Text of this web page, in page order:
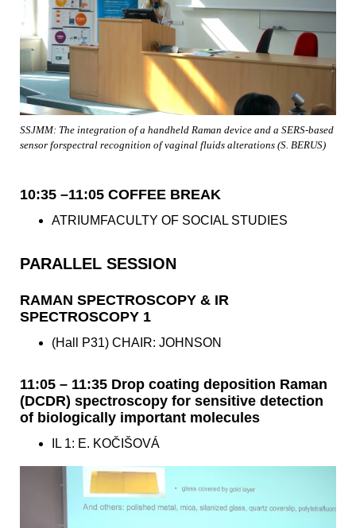
SSJMM: The integration of a handheld Raman device and a SERS-based
sensor forspectral recognition of vaginal fluids alterations (S. BERUS)
10:35 –11:05 COFFEE BREAK
ATRIUMFACULTY OF SOCIAL STUDIES
PARALLEL SESSION
RAMAN SPECTROSCOPY & IR
SPECTROSCOPY 1
(Hall P31) CHAIR: JOHNSON
11:05 – 11:35 Drop coating deposition Raman
(DCDR) spectroscopy for sensitive detection
of biologically important molecules
IL 1: E. KOČIŠOVÁ